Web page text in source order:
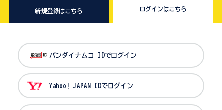
新規登録はこちら ログインはこちら
バンダイナムコ IDでログイン
Yahoo! JAPAN IDでログイン